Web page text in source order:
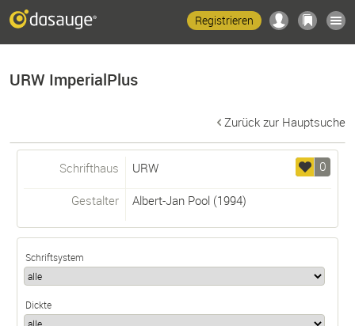
Registrieren
URW ImperialPlus
Zurück zur Hauptsuche
0
Schrifthaus URW
Gestalter Albert-Jan Pool(1994)
Schriftsystem
Dickte